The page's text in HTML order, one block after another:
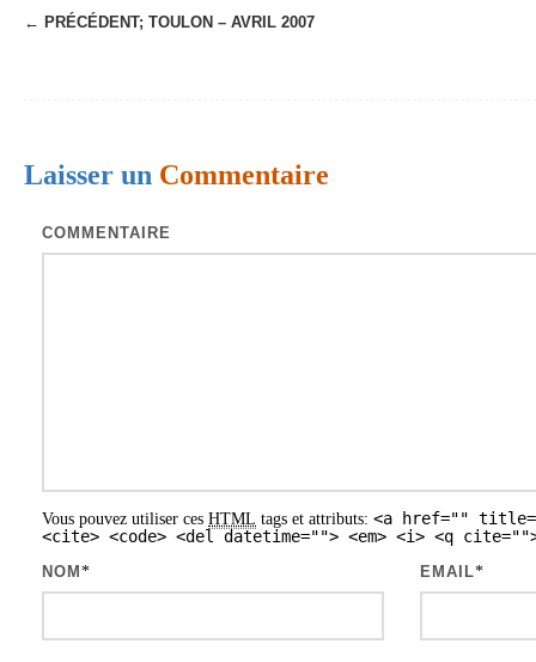
N
g
← PRÉCÉDENT; TOULON – AVRIL 2007
Laisser un Commentaire
COMMENTAIRE
Vous pouvez utiliser ces HTML tags et attributs: <a href=""
<cite> <code> <del datetime=""> <em> <i> <q
NOM * EMAIL*